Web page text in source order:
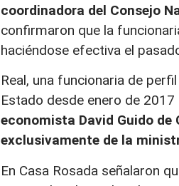
coordinadora del Consejo
confirmaron que la
haciéndose efectiva el
Real, una funcionaria de
Estado desde enero de
economista David Guido de
exclusivamente de la
En Casa Rosada señalaron